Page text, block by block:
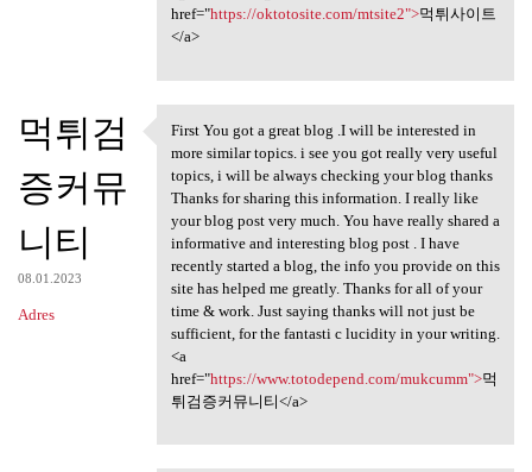
href="https://oktotosite.com/mtsite2">먹튀사이트
</a>
먹튀검
증커뮤
니티
08.01.2023
Adres
First You got a great blog .I
First You got a great blog .I will be interested in
more similar topics. i see you got really very useful
topics, i will be always checking your blog thanks
Thanks for sharing this information. I really like
your blog post very much. You have really shared a
informative and interesting blog post . I have
recently started a blog, the info you provide on this
site has helped me greatly. Thanks for all of your
time & work. Just saying thanks will not just be
sufficient, for the fantasti c lucidity in your writing.
<a
href="https://www.totodepend.com/mukcumm">먹
튀검증커뮤니티</a>